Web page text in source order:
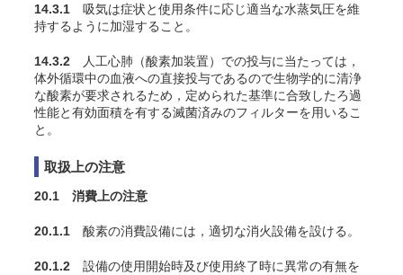
14.3.1 吸気は症状と使用条件に応じ適当な水蒸気圧を維
持するように加湿すること 。
14.3.2 人工心肺（酸素加装置）での投与に当たっては，
体外循環中の血液への直接投与であるので生物学的に清浄
な酸素が要求されるため，定められた基準に合致したろ過
性能と有効面積を有する滅菌済みのフィルターを用いるこ
と。
取扱上の注意
20.1 消費上の注意
20.1.1 酸素の消費設備には，適切な消火設備を設ける。
20.1.2 設備の使用開始時及び使用終了時に異常の有無を